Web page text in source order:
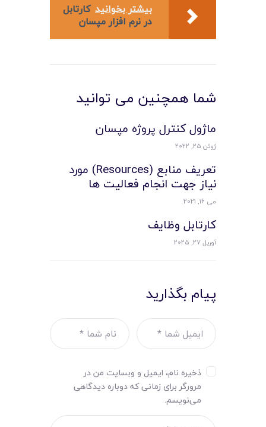
بیشتر بخوانید کارتابل
در نرم افزار مپسان
شما همچنین می توانید
ماژول کنترل پروژه مپسان
ژوئن 25, 2022
تعريف منابع (Resources) مورد
نياز جهت انجام فعاليت ها
می 16, 2021
کارتابل وظایف
آوریل 27, 2025
پیام بگذارید
ذخیره نام، ایمیل و وبسایت من در
مرورگر برای زمانی که دوباره دیدگاهی
می‌نویسم.